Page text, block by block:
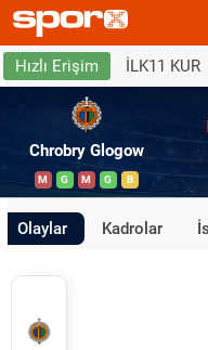
Hızlı Erişim İLK11 KUR
Chrobry Glogow
M G M G B
Olaylar Kadrolar